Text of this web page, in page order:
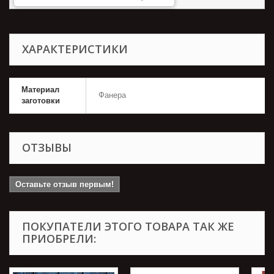
ХАРАКТЕРИСТИКИ
Материал
заготовки
Фанера
ОТЗЫВЫ
Оставьте отзыв первым!
ПОКУПАТЕЛИ ЭТОГО ТОВАРА ТАК ЖЕ
ПРИОБРЕЛИ: